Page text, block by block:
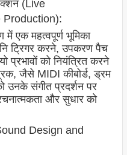
(Live
Production):
में एक महत्वपूर्ण भूमिका
ट्रिगर करने, उपकरण पैच
को नियंत्रित करने
जैसे MIDI कीबोर्ड, ड्रम
उनके संगीत प्रदर्शन पर
और सुधार को
Design and